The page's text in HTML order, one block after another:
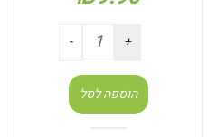
הוספה לסל